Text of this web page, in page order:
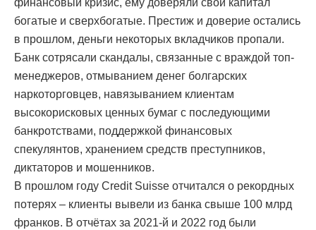
финансовый кризис, ему доверяли свой капитал
богатые и сверхбогатые. Престиж и доверие остались
в прошлом, деньги некоторых вкладчиков пропали.
Банк сотрясали скандалы, связанные с враждой топ-
менеджеров, отмыванием денег болгарских
наркоторговцев, навязыванием клиентам
высокорисковых ценных бумаг с последующими
банкротствами, поддержкой финансовых
спекулянтов, хранением средств преступников,
диктаторов и мошенников.
В прошлом году Credit Suisse отчитался о рекордных
потерях – клиенты вывели из банка свыше 100 млрд
франков. В отчётах за 2021-й и 2022 год были